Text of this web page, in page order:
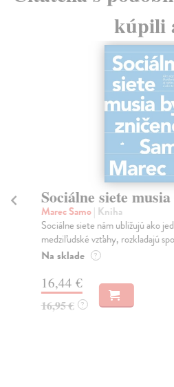
kúpili
Sociálne siete
Marec Samo| Kniha
Sociálne siete nám ubližujú ako
medziľudské vzťahy, rozkladajú
Na sklade ?
16,44 €
16,95 € ?